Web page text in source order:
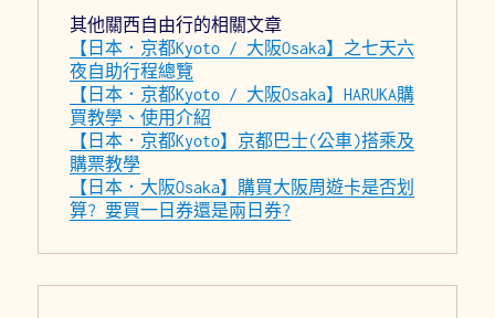
其他關西自由行的相關文章
【日本．京都Kyoto / 大阪Osaka】之七天六
夜自助行程總覽
【日本．京都Kyoto / 大阪Osaka】HARUKA購
買教學、使用介紹
【日本．京都Kyoto】京都巴士(公車)搭乘及
購票教學
【日本．大阪Osaka】購買大阪周遊卡是否划
算? 要買一日券還是兩日券?